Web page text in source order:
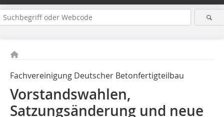
Fachvereinigung Deutscher Betonfertigteilbau
Vorstandswahlen,
Satzungsänderung und neue